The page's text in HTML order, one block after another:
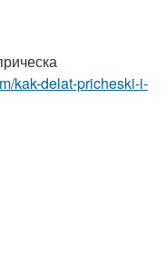
kak-delat-pricheski-i-